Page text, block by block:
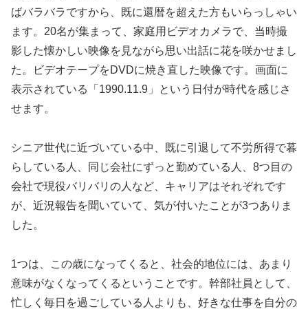
ばバラバラですから、既に還暦を超えた方もいらっしゃい
ます。20名が集まって、家庭用ビデオカメラで、当時撮
影した懐かしい映像を見ながら思い出話に花を咲かせまし
た。ビデオテープをDVDに焼き直した映像です。画面に
表示されている「1990.11.9」という日付が時代を感じさ
せます。
シニア世代に近づいている中、既に引退して不労所得で暮
らしている人、同じ会社にずっと勤めている人、8つ目の
会社で現役バリバリの人など、キャリアはそれぞれです
が、近況報告を聞いていて、気が付いたことが3つありま
した。
1つは、この歳になってくると、社会的地位には、あまり
意味がなくなってくるということです。幹部社員として、
忙しく毎日を過ごしている人よりも、好きな仕事を自分の